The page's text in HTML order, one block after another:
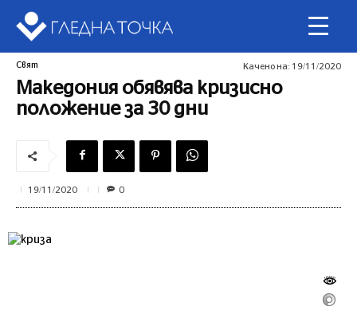
Свят Качено на: 19/11/2020
Македония обявява кризисно
положение за 30 дни
19/11/2020 0